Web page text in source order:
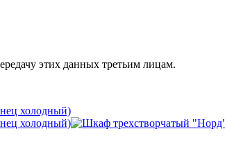
этих данных третьим лицам.